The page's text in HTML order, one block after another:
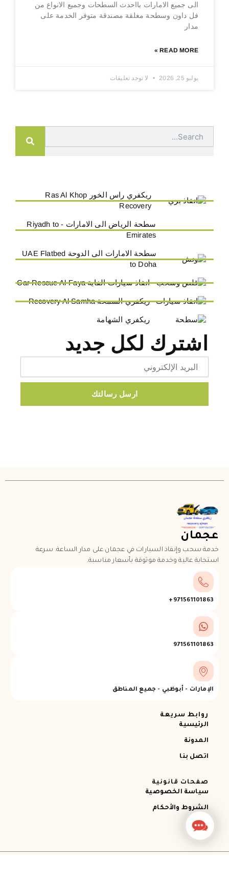
الى جميع الامارات بااحدث السطحات وجميع الانواع من
فل داون وسطحة مغلقة مصندقة متوفر الخدمة على
مدار
READ MORE »
يوليو 25, 2026 لا توجد تعليقات
ريكفري راس الخور Ras Al Khop
Recovery
سطحة الرياض الى الامارات - Riyadh to
Emirates
سطحة الامارات الى الدوحة UAE Flatbed
to Doha
انقاذ سيارات الفاية Car Rescue Al-Faya
ريكفري السمحة Recovery Al Samha
ريكفري الشهامة
اشترك لكل جديد
ارسل رسالتك
عجمان
خدمة سحب وإنقاذ السيارات في عجمان على مدار الساعة. سرعة
استجابة عالية وخدمة موثوقة بأسعار مناسبة.
971561101863+
971561101863
الإمارات - أبوظبي - جميع المناطق
روابط سريعة
الرئيسية
المدونة
اتصل بنا
صفحات قانونية
سياسة الخصوصية
الشروط والأحكام
Contact
Us